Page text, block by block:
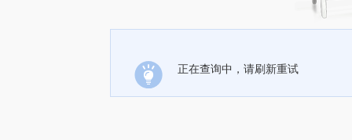
正在查询中，请刷新重试